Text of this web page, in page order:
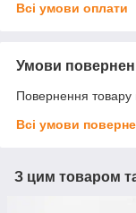
Всі умови оплати
Умови
Повернення товару
Всі умови
З цим товаром